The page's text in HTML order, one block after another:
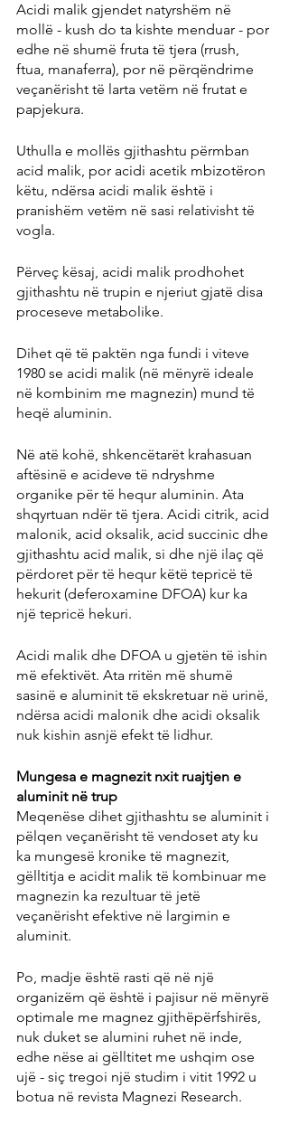
Acidi malik gjendet natyrshëm në
mollë - kush do ta kishte menduar - por
edhe në shumë fruta të tjera (rrush,
ftua, manaferra), por në përqëndrime
veçanërisht të larta vetëm në frutat e
papjekura.
Uthulla e mollës gjithashtu përmban
acid malik, por acidi acetik mbizotëron
këtu, ndërsa acidi malik është i
pranishëm vetëm në sasi relativisht të
vogla.
Përveç kësaj, acidi malik prodhohet
gjithashtu në trupin e njeriut gjatë disa
proceseve metabolike.
Dihet që të paktën nga fundi i viteve
1980 se acidi malik (në mënyrë ideale
në kombinim me magnezin) mund të
heqë aluminin.
Në atë kohë, shkencëtarët krahasuan
aftësinë e acideve të ndryshme
organike për të hequr aluminin. Ata
shqyrtuan ndër të tjera. Acidi citrik, acid
malonik, acid oksalik, acid succinic dhe
gjithashtu acid malik, si dhe një ilaç që
përdoret për të hequr këtë tepricë të
hekurit (deferoxamine DFOA) kur ka
një tepricë hekuri.
Acidi malik dhe DFOA u gjetën të ishin
më efektivët. Ata rritën më shumë
sasinë e aluminit të ekskretuar në urinë,
ndërsa acidi malonik dhe acidi oksalik
nuk kishin asnjë efekt të lidhur.
Mungesa e magnezit nxit ruajtjen e
aluminit në trup
Meqenëse dihet gjithashtu se aluminit i
pëlqen veçanërisht të vendoset aty ku
ka mungesë kronike të magnezit,
gëlltitja e acidit malik të kombinuar me
magnezin ka rezultuar të jetë
veçanërisht efektive në largimin e
aluminit.
Po, madje është rasti që në një
organizëm që është i pajisur në mënyrë
optimale me magnez gjithëpërfshirës, ​​
nuk duket se alumini ruhet në inde,
edhe nëse ai gëlltitet me ushqim ose
ujë - siç tregoi një studim i vitit 1992 u
botua në revista Magnezi Research.